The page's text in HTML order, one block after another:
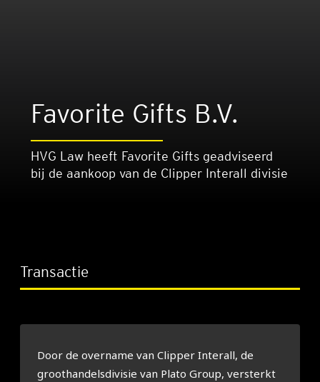
Favo­ri­te Gifts B.V.
HVG Law heeft Favorite Gifts geadviseerd
bij de aankoop van de Clipper Interall divisie
Transactie
Door de overname van Clipper Interall, de
groothandelsdivisie van Plato Group, versterkt